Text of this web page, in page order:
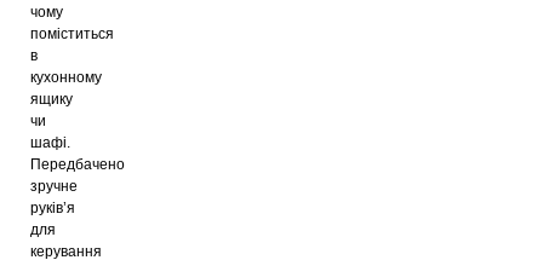
чому
поміститься
в
кухонному
ящику
чи
шафі.
Передбачено
зручне
руків’я
для
керування